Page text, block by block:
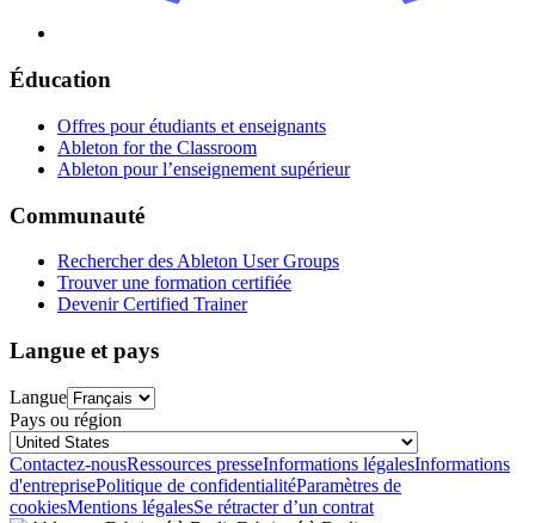
Éducation
Offres pour étudiants et enseignants
Ableton for the Classroom
Ableton pour l’enseignement supérieur
Communauté
Rechercher des Ableton User Groups
Trouver une formation certifiée
Devenir Certified Trainer
Langue et pays
Langue
Pays ou région
Contactez-nousRessources presseInformations légalesInformations
d'entreprisePolitique de confidentialitéParamètres de
cookiesMentions légalesSe rétracter d’un contrat